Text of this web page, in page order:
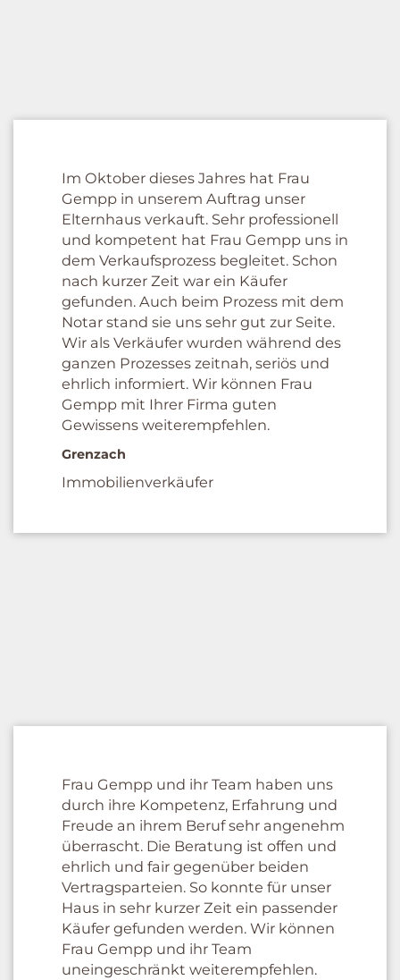
Im Oktober dieses Jahres hat Frau
Gempp in unserem Auftrag unser
Elternhaus verkauft. Sehr professionell
und kompetent hat Frau Gempp uns in
dem Verkaufsprozess begleitet. Schon
nach kurzer Zeit war ein Käufer
gefunden. Auch beim Prozess mit dem
Notar stand sie uns sehr gut zur Seite.
Wir als Verkäufer wurden während des
ganzen Prozesses zeitnah, seriös und
ehrlich informiert. Wir können Frau
Gempp mit Ihrer Firma guten
Gewissens weiterempfehlen.
Grenzach
Immobilienverkäufer
Frau Gempp und ihr Team haben uns
durch ihre Kompetenz, Erfahrung und
Freude an ihrem Beruf sehr angenehm
überrascht. Die Beratung ist offen und
ehrlich und fair gegenüber beiden
Vertragsparteien. So konnte für unser
Haus in sehr kurzer Zeit ein passender
Käufer gefunden werden. Wir können
Frau Gempp und ihr Team
uneingeschränkt weiterempfehlen.